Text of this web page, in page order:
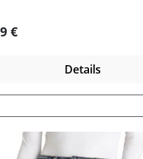
Preis:
€
Details